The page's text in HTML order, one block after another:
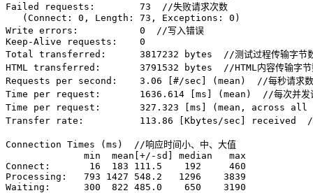
Failed requests:        73  //失败请求次数
   (Connect: 0, Length: 73, Exceptions: 0)
Write errors:           0  //写入错误
Keep-Alive requests:    0
Total transferred:      3817232 bytes  //测试过程传输字节
HTML transferred:       3791532 bytes  //HTML内容传输字节
Requests per second:    3.06 [#/sec] (mean)  //每秒请求
Time per request:       1636.614 [ms] (mean)  //每次并发
Time per request:       327.323 [ms] (mean, across all
Transfer rate:          113.86 [Kbytes/sec] received  //平
Connection Times (ms)  //响应时间小、中、大值
              min  mean[+/-sd] median   max
Connect:       16  183 111.5    192     460
Processing:   793 1427 548.2   1296    3839
Waiting:      300  822 485.0    650    3190